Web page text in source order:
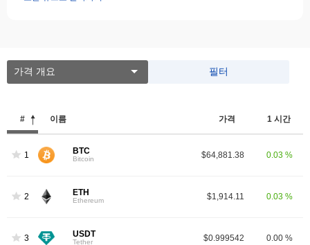
가격 개요 필터
# 이름 가격 1 시간
1 BTC
Bitcoin $64,881.38 0.03 %
2 ETH
Ethereum $1,914.11 0.03 %
3 USDT
Tether $0.999542 0.00 %